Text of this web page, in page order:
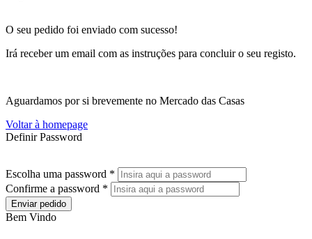
O seu pedido foi enviado com sucesso!
Irá receber um email com as instruções para concluir o seu registo.
Aguardamos por si brevemente no Mercado das Casas
Voltar à homepage
Definir Password
Escolha uma password *
Confirme a password *
Enviar pedido
Bem Vindo